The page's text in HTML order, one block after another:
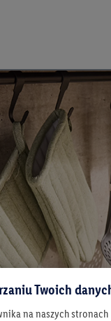
Twoich
na naszych stronach